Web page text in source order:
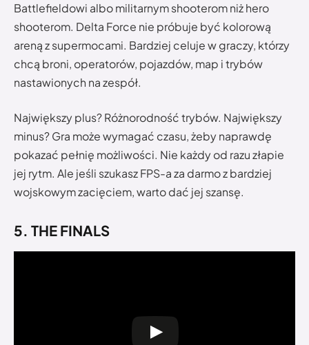
Battlefieldowi albo militarnym shooterom niż hero
shooterom. Delta Force nie próbuje być kolorową
areną z supermocami. Bardziej celuje w graczy, którzy
chcą broni, operatorów, pojazdów, map i trybów
nastawionych na zespół.
Największy plus? Różnorodność trybów. Największy
minus? Gra może wymagać czasu, żeby naprawdę
pokazać pełnię możliwości. Nie każdy od razu złapie
jej rytm. Ale jeśli szukasz FPS-a za darmo z bardziej
wojskowym zacięciem, warto dać jej szansę.
5. THE FINALS